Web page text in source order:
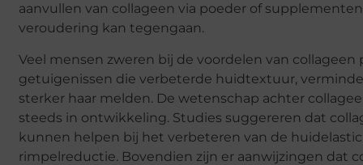
aanvullen van collageen via poeder of
veroudering kan tegengaan.
Veel mensen zweren bij de voordelen van collageen
getuigenissen die verbeterde huidtextuur,
sterker haar melden. De wetenschap achter
steeds in ontwikkeling. Studies suggereren dat
kunnen helpen bij het verbeteren van de
rimpelreductie. Bovendien zijn er aanwijzingen dat